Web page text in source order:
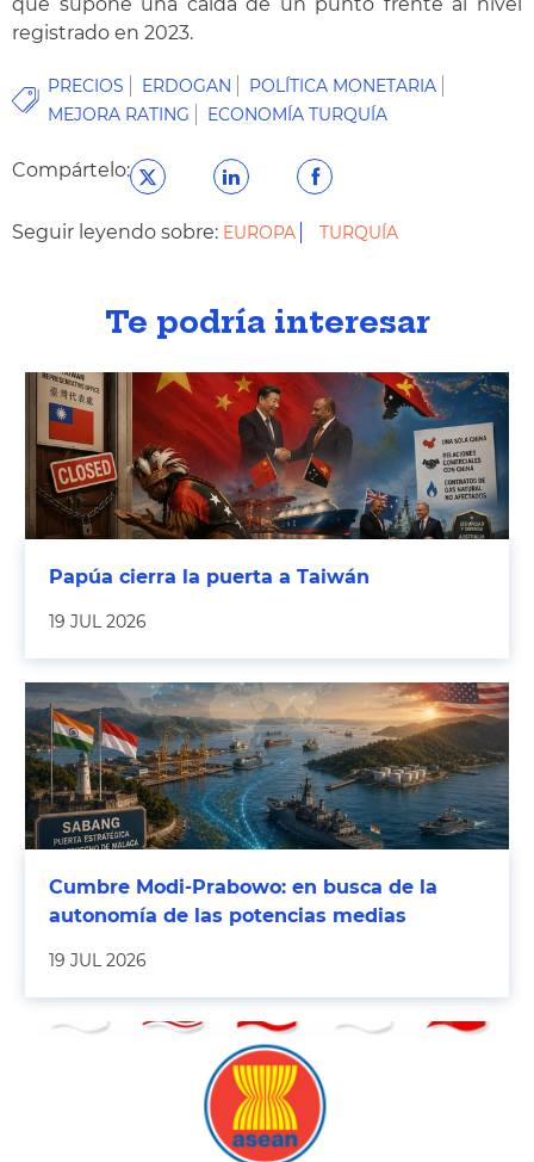
registrado en 2023.
PRECIOS ERDOGAN
POLÍTICA MONETARIA
MEJORA RATING
ECONOMÍA TURQUÍA
Compártelo:
Seguir leyendo sobre: EUROPA TURQUÍA
Te podría interesar
Papúa cierra la puerta a Taiwán
19 JUL 2026
Cumbre Modi-Prabowo: en busca de la
autonomía de las potencias medias
19 JUL 2026